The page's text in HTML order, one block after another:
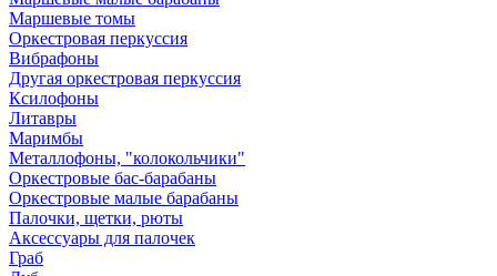
Маршевые томы
Оркестровая перкуссия
Вибрафоны
Другая оркестровая перкуссия
Ксилофоны
Литавры
Маримбы
Металлофоны, "колокольчики"
Оркестровые бас-барабаны
Оркестровые малые барабаны
Палочки, щетки, рюты
Аксессуары для палочек
Граб